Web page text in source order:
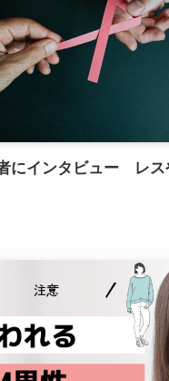
にインタビュー レス